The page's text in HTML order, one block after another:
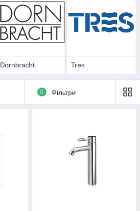
Dornbracht Tres
0 Фільтри